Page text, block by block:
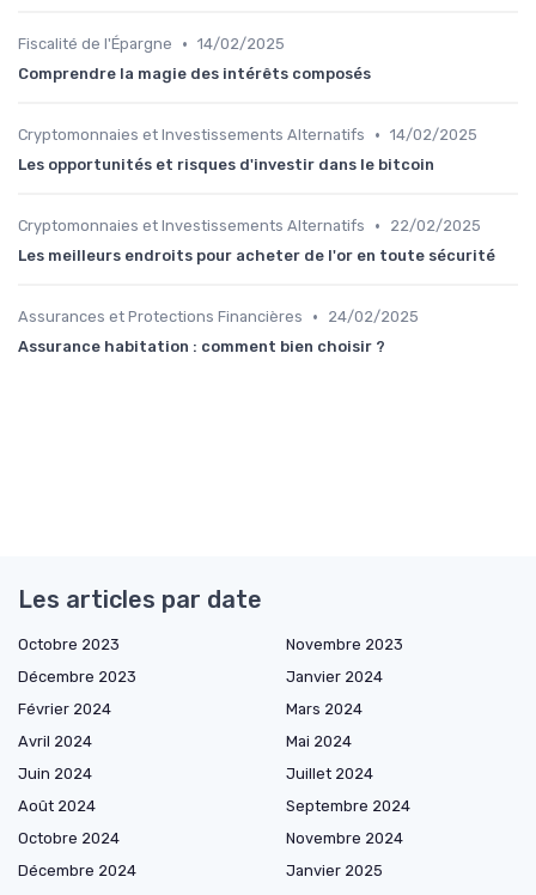
Fiscalité de l'Épargne • 14/02/2025
Comprendre la magie des intérêts composés
Cryptomonnaies et Investissements Alternatifs • 14/02/2025
Les opportunités et risques d'investir dans le bitcoin
Cryptomonnaies et Investissements Alternatifs •
22/02/2025
Les meilleurs endroits pour acheter de l'or en toute sécurité
Assurances et Protections Financières •
24/02/2025
Assurance habitation : comment bien choisir ?
Les articles par date
Octobre 2023
Novembre 2023
Décembre 2023
Janvier 2024
Février 2024
Mars 2024
Avril 2024
Mai 2024
Juin 2024
Juillet 2024
Août 2024
Septembre 2024
Octobre 2024
Novembre 2024
Décembre 2024
Janvier 2025